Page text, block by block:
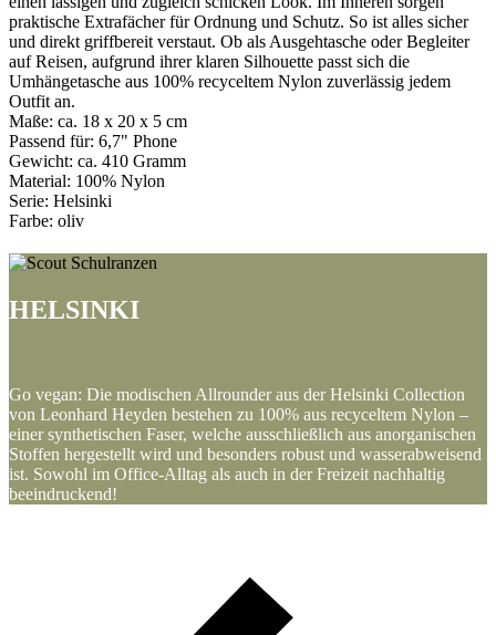
praktische Extrafächer für Ordnung und Schutz. So ist alles sicher
und direkt griffbereit verstaut. Ob als Ausgehtasche oder Begleiter
auf Reisen, aufgrund ihrer klaren Silhouette passt sich die
Umhängetasche aus 100% recyceltem Nylon zuverlässig jedem
Outfit an.
Maße: ca. 18 x 20 x 5 cm
Passend für: 6,7" Phone
Gewicht: ca. 410 Gramm
Material: 100% Nylon
Serie: Helsinki
Farbe: oliv
HELSINKI
Go vegan: Die modischen Allrounder aus der Helsinki Collection
von Leonhard Heyden bestehen zu 100% aus recyceltem Nylon –
einer synthetischen Faser, welche ausschließlich aus anorganischen
Stoffen hergestellt wird und besonders robust und wasserabweisend
ist. Sowohl im Office-Alltag als auch in der Freizeit nachhaltig
beeindruckend!